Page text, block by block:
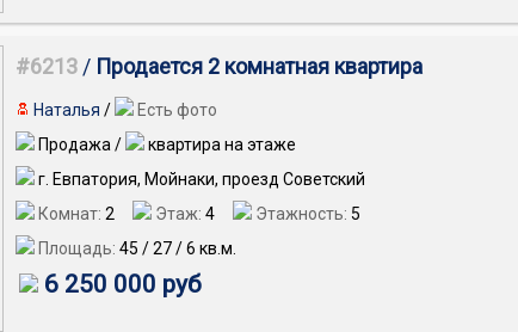
#6213 / Продается 2 комнатная квартира
Наталья /
Есть фото
Продажа /
квартира на этаже
г. Евпатория, Мойнаки, проезд Советский
Комнат: 2 Этаж: 4 Этажность: 5
Площадь: 45 /27/6 кв.м.
6 250 000 руб